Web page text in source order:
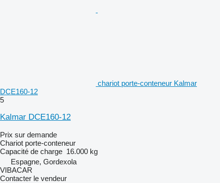
chariot porte-conteneur Kalmar
DCE160-12
5
Kalmar DCE160-12
Prix sur demande
Chariot porte-conteneur
Capacité de charge 16.000 kg
Espagne, Gordexola
VIBACAR
Contacter le vendeur